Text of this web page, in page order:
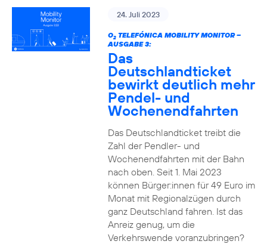
24. Juli 2023
O2TELEFÓNICA MOBILITY MONITOR –
AUSGABE 3:
Das
Deutschlandticket
bewirkt deutlich mehr
Pendel- und
Wochenendfahrten
Das Deutschlandticket treibt die
Zahl der Pendler- und
Wochenendfahrten mit der Bahn
nach oben. Seit 1. Mai 2023
können Bürger:innen für 49 Euro im
Monat mit Regionalzügen durch
ganz Deutschland fahren. Ist das
Anreiz genug, um die
Verkehrswende voranzubringen?